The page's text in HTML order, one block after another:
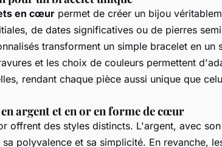
en cœur permet de créer un bijou
de dates significatives ou de pierres
transforment un simple bracelet en un
et les choix de couleurs permettent
rendant chaque pièce aussi unique que
argent et en or en forme de cœur
offrent des styles distincts. L'argent, avec
polyvalence et sa simplicité. En revanche,